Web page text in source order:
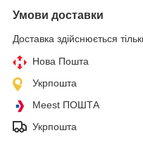
Умови доставки
Доставка здійснюється
Нова Пошта
Укрпошта
Meest ПОШТА
Укрпошта